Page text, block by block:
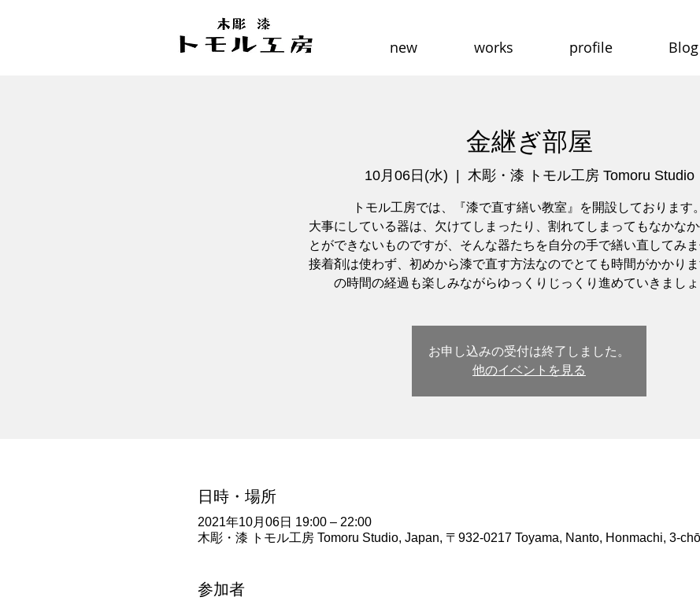
new works profile Blog
金継ぎ部屋
10月06日(水)
  |
木彫・漆 トモル工房 Tomoru Studio
トモル工房では、『漆で直す繕い教室』を開設しております。
大事にしている器は、欠けてしまったり、割れてしまってもなかなか
とができないものですが、そんな器たちを自分の手で繕い直してみま
接着剤は使わず、初めから漆で直す方法なのでとても時間がかかり
の時間の経過も楽しみながらゆっくりじっくり進めていきましょ
お申し込みの受付は終了しました。
他のイベントを見る
日時・場所
2021年10月06日 19:00 – 22:00
木彫・漆 トモル工房 Tomoru Studio, Japan, 〒932-0217 Toyama, Nanto, Honmachi, 3-
参加者